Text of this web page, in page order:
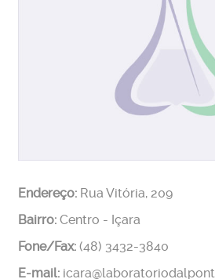
Endereço:Rua Vitória, 209
Bairro:Centro - Içara
Fone/Fax:(48) 3432-3840
E-mail: